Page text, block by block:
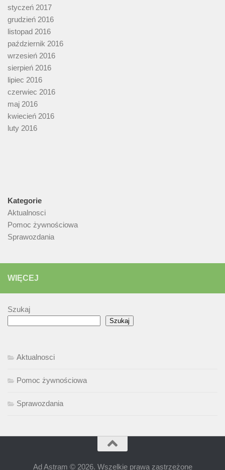
styczeń 2017
grudzień 2016
listopad 2016
październik 2016
wrzesień 2016
sierpień 2016
lipiec 2016
czerwiec 2016
maj 2016
kwiecień 2016
luty 2016
Kategorie
Aktualnosci
Pomoc żywnościowa
Sprawozdania
WIĘCEJ
Szukaj
Szukaj
Aktualnosci
Pomoc żywnościowa
Sprawozdania
Ad Astram © 2026. Wszelkie prawa zastrzeżone